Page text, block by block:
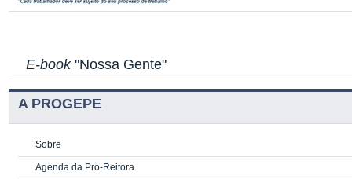
E-book"Nossa Gente"
A PROGEPE
Sobre
Agenda da Pró-Reitora